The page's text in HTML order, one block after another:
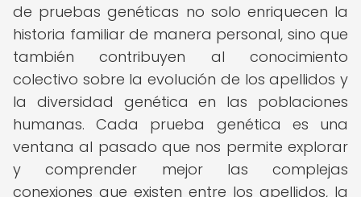
de pruebas genéticas no solo enriquecen la
historia familiar de manera personal, sino que
también contribuyen al conocimiento
colectivo sobre la evolución de los apellidos y
la diversidad genética en las poblaciones
humanas. Cada prueba genética es una
ventana al pasado que nos permite explorar
y comprender mejor las complejas
conexiones que existen entre los apellidos, la